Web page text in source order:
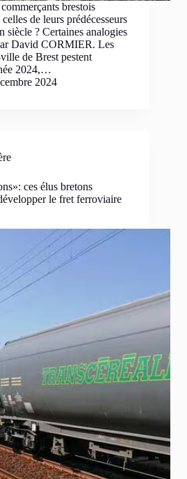
brestois
de leurs prédécesseurs
siècle ? Certaines analogies
David CORMIER. Les
de Brest pestent
2024,…
2024
ces élus bretons
le fret ferroviaire